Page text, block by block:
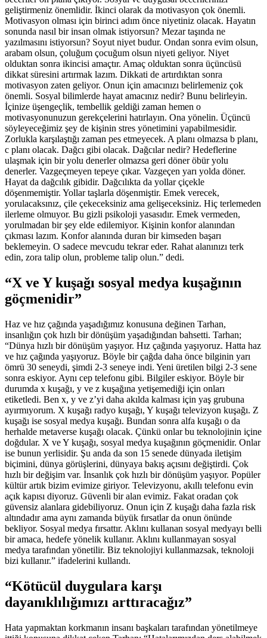
geliştirmeniz önemlidir. İkinci olarak da motivasyon çok önemli.
Motivasyon olması için birinci adım önce niyetiniz olacak. Hayatın
sonunda nasıl bir insan olmak istiyorsun? Mezar taşında ne
yazılmasını istiyorsun? Soyut niyet budur. Ondan sonra evim olsun,
arabam olsun, çoluğum çocuğum olsun niyeti geliyor. Niyet
olduktan sonra ikincisi amaçtır. Amaç olduktan sonra üçüncüsü
dikkat süresini artırmak lazım. Dikkati de artırdıktan sonra
motivasyon zaten geliyor. Onun için amacınızı belirlemeniz çok
önemli. Sosyal bilimlerde hayat amacınız nedir? Bunu belirleyin.
İçinize üşengeçlik, tembellik geldiği zaman hemen o
motivasyonunuzun gerekçelerini hatırlayın. Ona yönelin. Üçüncü
söyleyeceğimiz şey de kişinin stres yönetimini yapabilmesidir.
Zorlukla karşılaştığı zaman pes etmeyecek. A planı olmazsa b planı,
c planı olacak. Dağcı gibi olacak. Dağcılar nedir? Hedeflerine
ulaşmak için bir yolu denerler olmazsa geri döner öbür yolu
denerler. Vazgeçmeyen tepeye çıkar. Vazgeçen yarı yolda döner.
Hayat da dağcılık gibidir. Dağcılıkta da yollar çiçekle
döşenmemiştir. Yollar taşlarla döşenmiştir. Emek verecek,
yorulacaksınız, çile çekeceksiniz ama gelişeceksiniz. Hiç terlemeden
ilerleme olmuyor. Bu gizli psikoloji yasasıdır. Emek vermeden,
yorulmadan bir şey elde edilemiyor. Kişinin konfor alanından
çıkması lazım. Konfor alanında duran bir kimseden başarı
beklemeyin. O sadece mevcudu tekrar eder. Rahat alanınızı terk
edin, zora talip olun, probleme talip olun.” dedi.
“X ve Y kuşağı sosyal medya kuşağının
göçmenidir”
Haz ve hız çağında yaşadığımız konusuna değinen Tarhan,
insanlığın çok hızlı bir dönüşüm yaşadığından bahsetti. Tarhan;
“Dünya hızlı bir dönüşüm yaşıyor. Hız çağında yaşıyoruz. Hatta haz
ve hız çağında yaşıyoruz. Böyle bir çağda daha önce bilginin yarı
ömrü 30 seneydi, şimdi 2-3 seneye indi. Yeni üretilen bilgi 2-3 sene
sonra eskiyor. Aynı cep telefonu gibi. Bilgiler eskiyor. Böyle bir
durumda x kuşağı, y ve z kuşağına yetişemediği için onları
etiketledi. Ben x, y ve z’yi daha akılda kalması için yaş grubuna
ayırmıyorum. X kuşağı radyo kuşağı, Y kuşağı televizyon kuşağı. Z
kuşağı ise sosyal medya kuşağı. Bundan sonra alfa kuşağı o da
herhalde metaverse kuşağı olacak. Çünkü onlar bu teknolojinin içine
doğdular. X ve Y kuşağı, sosyal medya kuşağının göçmenidir. Onlar
ise bunun yerlisidir. Şu anda da son 15 senede dünyada iletişim
biçimini, dünya görüşlerini, dünyaya bakış açısını değiştirdi. Çok
hızlı bir değişim var. İnsanlık çok hızlı bir dönüşüm yaşıyor. Popüler
kültür artık bizim evimize giriyor. Televizyonu, akıllı telefonu evin
açık kapısı diyoruz. Güvenli bir alan evimiz. Fakat oradan çok
güvensiz alanlara gidebiliyoruz. Onun için Z kuşağı daha fazla risk
altındadır ama aynı zamanda büyük fırsatlar da onun önünde
bekliyor. Sosyal medya fırsattır. Aklını kullanan sosyal medyayı belli
bir amaca, hedefe yönelik kullanır. Aklını kullanmayan sosyal
medya tarafından yönetilir. Biz teknolojiyi kullanmazsak, teknoloji
bizi kullanır.” ifadelerini kullandı.
“Kötücül duygulara karşı
dayanıklılığımızı arttıracağız”
Hata yapmaktan korkmanın insanı başkaları tarafından yönetilmeye